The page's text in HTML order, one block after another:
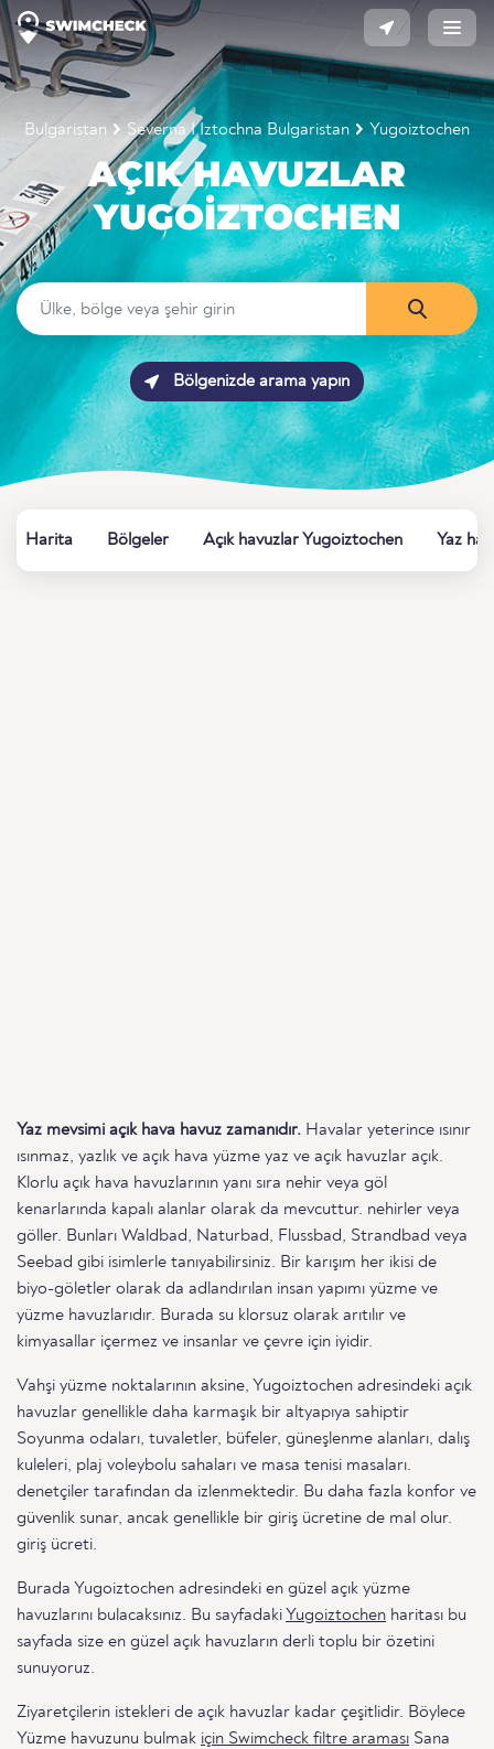
Bulgaristan Severna I Iztochna Bulgaristan Yugoiztochen
AÇIK HAVUZLAR
YUGOIZTOCHEN
Bölgenizde arama yapın
Harita Bölgeler Açık havuzlar Yugoiztochen Yaz
Yaz mevsimi açık hava havuz zamanıdır. Havalar yeterince ısınır
ısınmaz, yazlık ve açık hava yüzme yaz ve açık havuzlar açık.
Klorlu açık hava havuzlarının yanı sıra nehir veya göl
kenarlarında kapalı alanlar olarak da mevcuttur. nehirler veya
göller. Bunları Waldbad, Naturbad, Flussbad, Strandbad veya
Seebad gibi isimlerle tanıyabilirsiniz. Bir karışım her ikisi de
biyo-göletler olarak da adlandırılan insan yapımı yüzme ve
yüzme havuzlarıdır. Burada su klorsuz olarak arıtılır ve
kimyasallar içermez ve insanlar ve çevre için iyidir.
Vahşi yüzme noktalarının aksine, Yugoiztochen adresindeki açık
havuzlar genellikle daha karmaşık bir altyapıya sahiptir
Soyunma odaları, tuvaletler, büfeler, güneşlenme alanları, dalış
kuleleri, plaj voleybolu sahaları ve masa tenisi masaları.
denetçiler tarafından da izlenmektedir. Bu daha fazla konfor ve
güvenlik sunar, ancak genellikle bir giriş ücretine de mal olur.
giriş ücreti.
Burada Yugoiztochen adresindeki en güzel açık yüzme
havuzlarını bulacaksınız. Bu sayfadaki Yugoiztochen haritası bu
sayfada size en güzel açık havuzların derli toplu bir özetini
sunuyoruz.
Ziyaretçilerin istekleri de açık havuzlar kadar çeşitlidir. Böylece
Yüzme havuzunu bulmak için Swimcheck filtre araması Sana